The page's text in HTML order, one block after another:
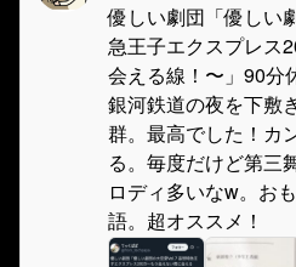
優しい劇団「優しい
急王子エクスプレス
会える線！〜」90分
銀河鉄道の夜を下敷
群。最高でした！カ
る。毎度だけど第三
ロディ多いなw。お
語。超オススメ！